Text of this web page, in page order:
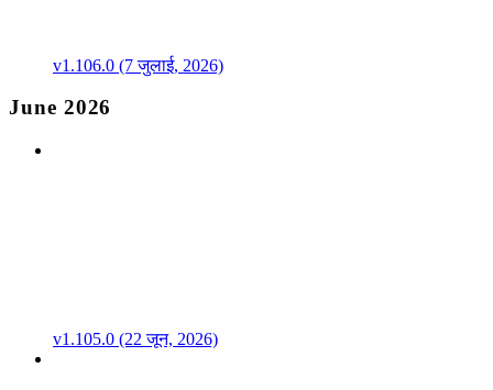
v1.106.0 (7 जुलाई, 2026)
June 2026
v1.105.0 (22 जून, 2026)